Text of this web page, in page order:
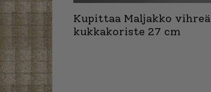
Kupittaa Maljakko vihreä
kukkakoriste 27 cm